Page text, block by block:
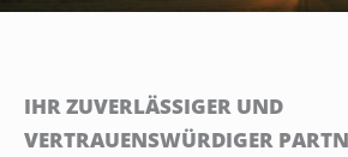
IHR ZUVERLÄSSIGER UND
VERTRAUENSWÜRDIGER